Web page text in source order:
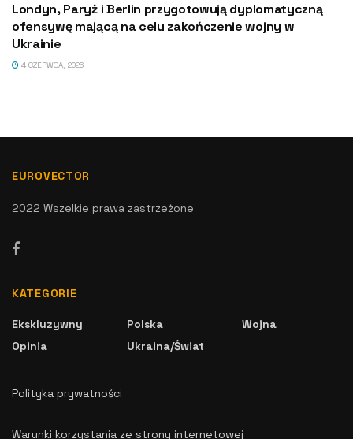
Londyn, Paryż i Berlin przygotowują dyplomatyczną
ofensywę mającą na celu zakończenie wojny w
Ukrainie
4 CZERWCA, 2026
EUROVECTOR
2022 Wszelkie prawa zastrzeżone
KATEGORIE
Ekskluzywny
Opinia
Polska
Ukraina/Świat
Wojna
Polityka prywatności
Warunki korzystania ze strony internetowej